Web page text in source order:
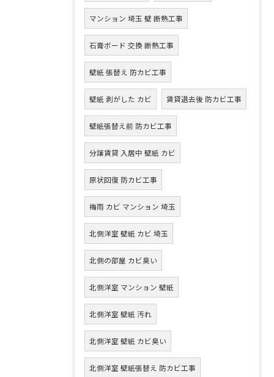
マンション 埼玉 壁 断熱工事
石膏ボード 交換 断熱工事
壁紙 張替え 防カビ工事
壁紙 剥がした カビ 賃貸退去後 防カビ工事
壁紙張替え前 防カビ工事
分譲賃貸 入居中 壁紙 カビ
原状回復 防カビ工事
梅雨 カビ マンション 埼玉
北側洋室 壁紙 カビ 埼玉
北側の部屋 カビ臭い
北側洋室 マンション 壁紙
北側洋室 壁紙 汚れ
北側洋室 壁紙 カビ臭い
北側洋室 壁紙張替え 防カビ工事